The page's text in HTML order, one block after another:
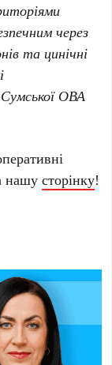
через
та цинічні
ОВА
нашусторінку!